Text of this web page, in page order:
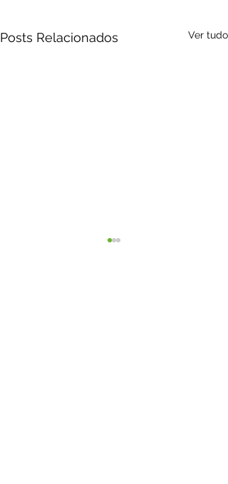
Posts Relacionados Ver tudo